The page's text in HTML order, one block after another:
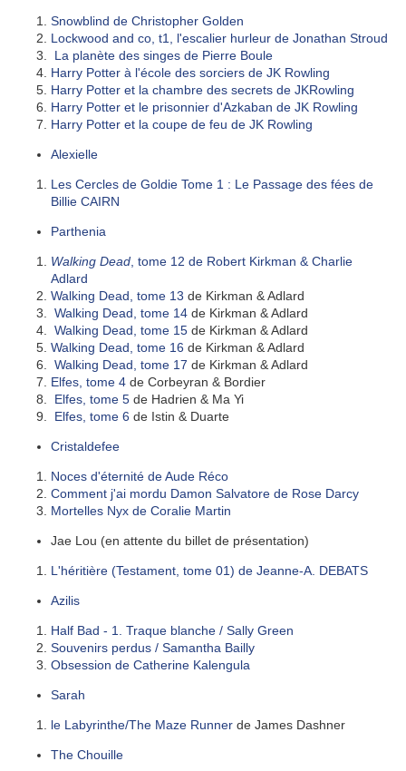
Snowblind de Christopher Golden
Lockwood and co, t1, l'escalier hurleur de Jonathan Stroud
La planète des singes de Pierre Boule
Harry Potter à l'école des sorciers de JK Rowling
Harry Potter et la chambre des secrets de JKRowling
Harry Potter et le prisonnier d'Azkaban de JK Rowling
Harry Potter et la coupe de feu de JK Rowling
Alexielle
Les Cercles de Goldie Tome 1 : Le Passage des fées de
Billie CAIRN
Parthenia
Walking Dead , tome 12 de Robert Kirkman & Charlie
Adlard
Walking Dead, tome 13 de Kirkman & Adlard
Walking Dead, tome 14 de Kirkman & Adlard
Walking Dead, tome 15 de Kirkman & Adlard
Walking Dead, tome 16 de Kirkman & Adlard
Walking Dead, tome 17 de Kirkman & Adlard
Elfes, tome 4 de Corbeyran & Bordier
Elfes, tome 5 de Hadrien & Ma Yi
Elfes, tome 6 de Istin & Duarte
Cristaldefee
Noces d'éternité de Aude Réco
Comment j'ai mordu Damon Salvatore de Rose Darcy
Mortelles Nyx de Coralie Martin
Jae Lou (en attente du billet de présentation)
L'héritière (Testament, tome 01) de Jeanne-A. DEBATS
Azilis
Half Bad - 1. Traque blanche / Sally Green
Souvenirs perdus / Samantha Bailly
Obsession de Catherine Kalengula
Sarah
le Labyrinthe/The Maze Runner de James Dashner
The Chouille